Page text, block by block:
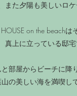
また夕陽も美しいロケ
HOUSE on the beachは
真上に立っている邸宅
部屋からビーチに降
の美しい海を満喫し